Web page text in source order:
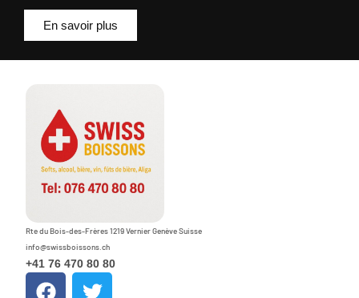
En savoir plus
Rte du Bois-des-Frères 1219 Vernier Genève Suisse
info@swissboissons.ch
+41 76 470 80 80